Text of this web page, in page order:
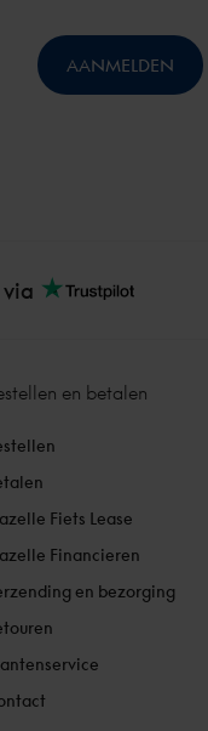
via
en betalen
Fiets Lease
Financieren
en bezorging